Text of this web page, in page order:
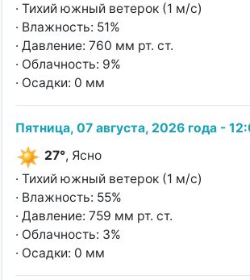
· Тихий южный ветерок (1 м/с)
· Влажность: 51%
· Давление: 760 мм рт. ст.
· Облачность: 9%
· Осадки: 0 мм
Пятница, 07 августа, 2026 года -
27°, Ясно
· Тихий южный ветерок (1 м/с)
· Влажность: 55%
· Давление: 759 мм рт. ст.
· Облачность: 3%
· Осадки: 0 мм